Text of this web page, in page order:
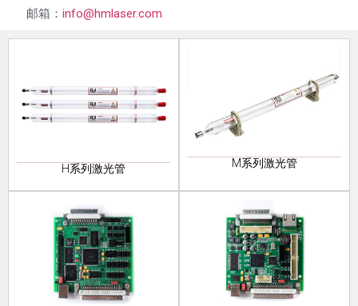
邮箱： info@hmlaser.com
H系列激光管 M系列激光管